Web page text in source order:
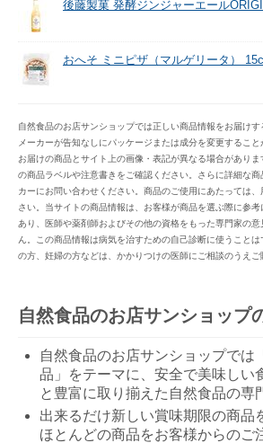
後藤製菓 発酵ジンジャーエール
おへそ ミニピザ（マルゲリータ）
自然食品のお店サンショップでは正しい商品情報をお届けす
メーカーが告知なしにパッケージまたは成分を変更するこ
お届けの商品とサイト上の画像・表記が異なる場合があり
の商品ラベルや注意書きをご確認ください。さらに詳細な
カーにお問い合わせください。商品のご使用にあたっては
さい。当サイトの商品情報は、お客様が商品を選ぶ際に参
あり、医師や薬剤師およびその他の資格をもった専門家の
ん。この商品情報は病気を治すための自己診断に使うこと
の方、妊婦の方などは、かかりつけの医師にご相談のうえご
自然食品のお店サンショップ
自然食品のお店サンショップでは
品」をテーマに、安全で美味しい
と豊富に取り揃えた自然食品の専
出来るだけ新しい賞味期限の商品
ほとんどの商品をお客様からのご